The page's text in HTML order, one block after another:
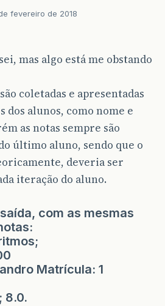
fevereiro de 2018
mas algo está me obstando
coletadas e apresentadas
dos alunos, como nome e
as notas sempre são
último aluno, sendo que o
deveria ser
iteração do aluno.
com as mesmas
Matrícula: 1
8.0.